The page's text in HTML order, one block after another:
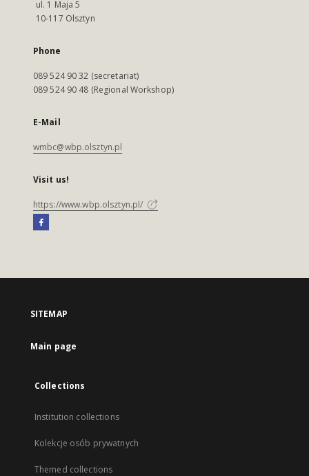
ul. 1 Maja 5
10-117 Olsztyn
Phone
089 524 90 32 (secretariat)
089 524 90 48 (Regional Workshop)
E-Mail
wmbc@wbp.olsztyn.pl
Visit us!
https://www.wbp.olsztyn.pl/
SITEMAP
Main page
Collections
Institution collections
Kolekcje osób prywatnych
Themed collections